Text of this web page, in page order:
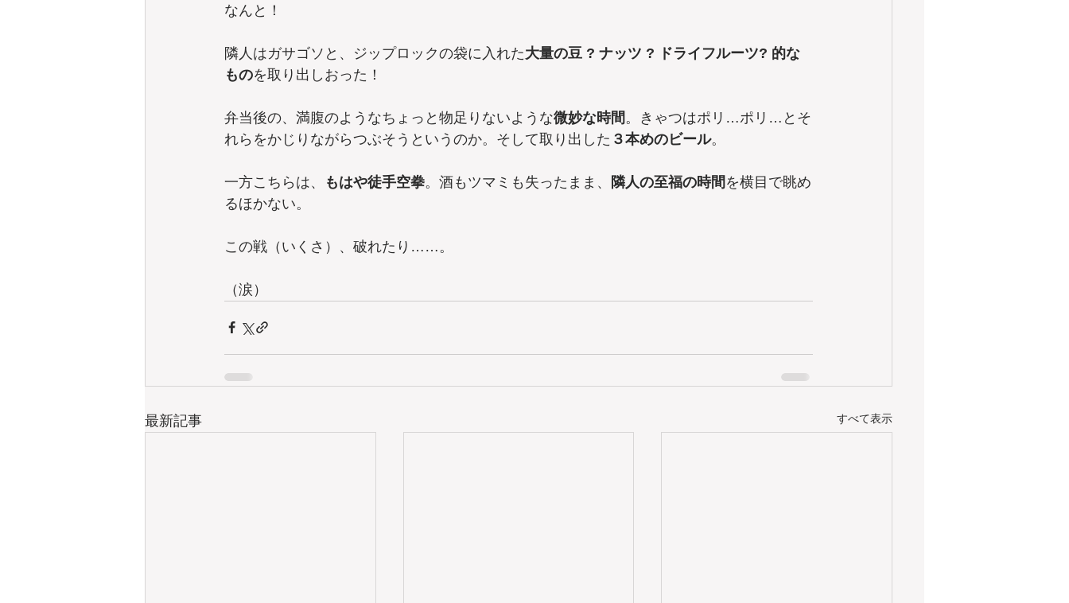
なんと！
隣人はガサゴソと、ジップロックの袋に入れた大量の豆 ? ナッツ ? ドライフルーツ? 的な
ものを取り出しおった！
弁当後の、満腹のようなちょっと物足りないような微妙な時間 。きゃつはポリ…ポリ…とそ
れらをかじりながらつぶそうというのか。そして取り出した ３本めのビール。
一方こちらは、 もはや徒手空拳。酒もツマミも失ったまま、 隣人の至福の時間 を横目で眺め
るほかない。
この戦（いくさ）、破れたり……。
（涙）
最新記事 すべて表示